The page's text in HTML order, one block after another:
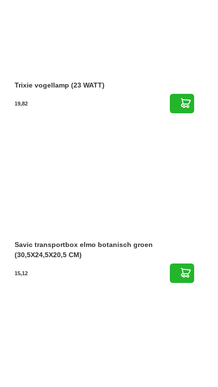
Trixie vogellamp (23 WATT)
19,82
Savic transportbox elmo botanisch groen
(30,5X24,5X20,5 CM)
15,12